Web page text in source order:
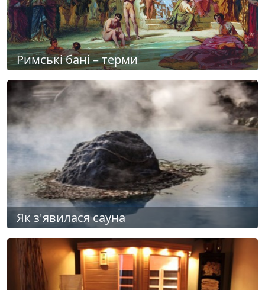
Римські бані – терми
Як з'явилася сауна